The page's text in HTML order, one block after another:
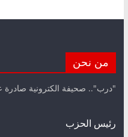
من نحن
"درب".. صحيفة الكترونية
رئيس الحزب